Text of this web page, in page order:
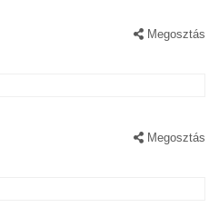
Megosztás
Megosztás